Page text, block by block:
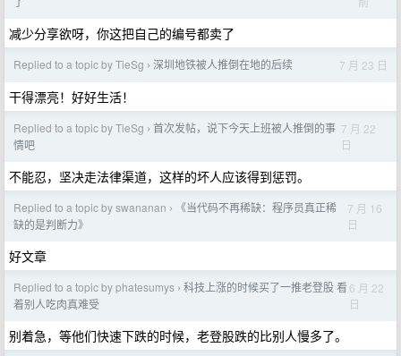
减少分享欲呀，你这把自己的编号都卖了
Replied to a topic by TieSg › 深圳地铁被人推倒在地的后续 7 月 23 日
干得漂亮！好好生活！
Replied to a topic by TieSg › 首次发帖，说下今天上班被人推倒的事
情吧
7 月 22
日
不能忍，坚决走法律渠道，这样的坏人应该得到惩罚。
Replied to a topic by swananan ›
《当代码不再稀缺：程序员真正稀
缺的是判断力》
7 月 16
日
好文章
Replied to a topic by phatesumys › 科技上涨的时候买了一推老登股 看
着别人吃肉真难受
6 月 22
日
别着急，等他们快速下跌的时候，老登股跌的比别人慢多了。